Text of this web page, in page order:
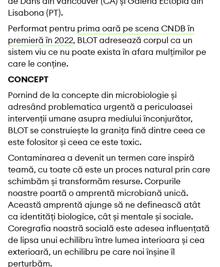
Lisabona (PT).
Performat pentru prima oară pe scena CNDB în
premieră în 2022, BLOT adresează corpul ca un
sistem viu ce nu poate exista în afara mulțimilor pe
care le conține.
CONCEPT
Pornind de la concepte din microbiologie și
adresând problematica urgentă a periculoasei
intervenții umane asupra mediului înconjurător,
BLOT se construiește la granița fină dintre ceea ce
este folositor și ceea ce este toxic.
Contaminarea a devenit un termen care inspiră
teamă, cu toate că este un proces natural prin care
schimbăm și transformăm resurse. Corpurile
noastre poartă o amprentă microbiană unică.
Această amprentă ajunge să ne definească atât
ca identități biologice, cât și mentale și sociale.
Coregrafia noastră socială este adesea influențată
de lipsa unui echilibru între lumea interioara și cea
exterioară, un echilibru pe care noi înșine îl
perturbăm.